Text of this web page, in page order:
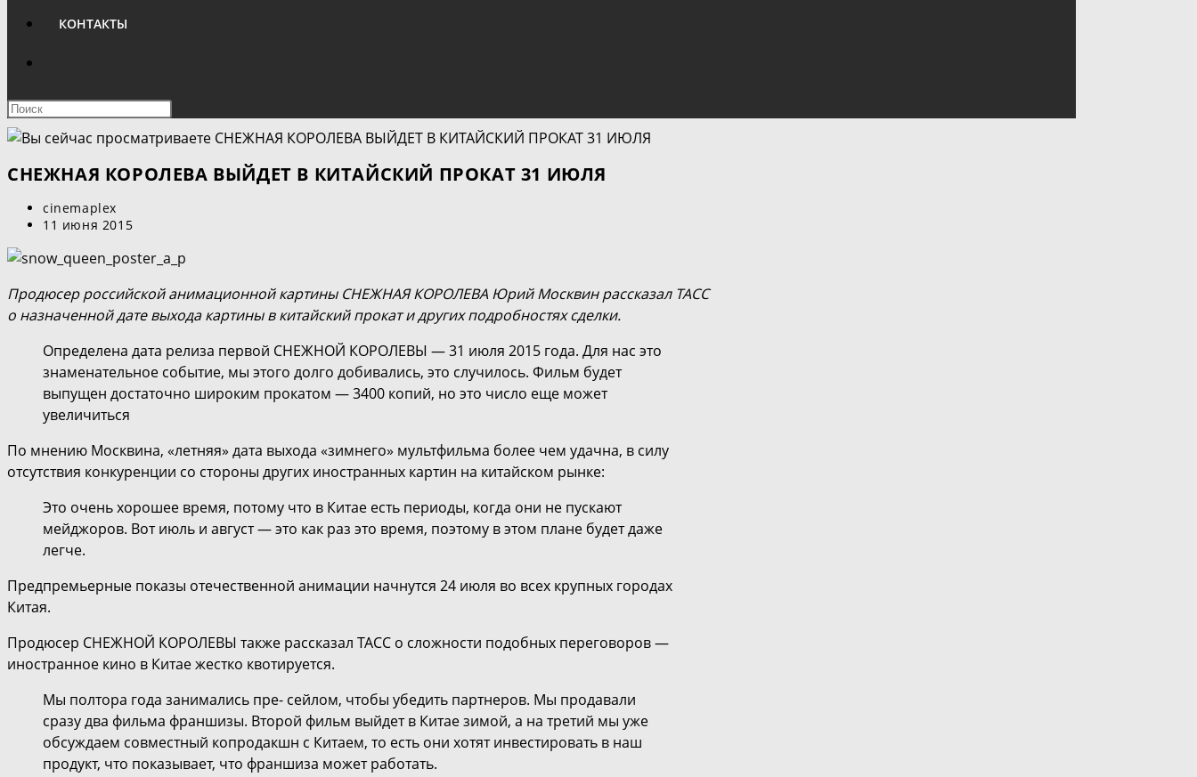
КОНТАКТЫ
ПОИСК
ПО
ВЕБ-
САЙТУ
Нажмите
клавишу
Escape,
чтобы
СНЕЖНАЯ КОРОЛЕВА ВЫЙДЕТ В КИТАЙСКИЙ ПРОКАТ 31 ИЮЛЯ
Автор
записи:
cinemaplex
Запись
11 июня 2015
Продюсер российской анимационной картины СНЕЖНАЯ КОРОЛЕВА Юрий Москвин рассказал ТАСС
о назначенной дате выхода картины в китайский прокат и других подробностях сделки.
Определена дата релиза первой СНЕЖНОЙ КОРОЛЕВЫ — 31 июля 2015 года. Для нас это
знаменательное событие, мы этого долго добивались, это случилось. Фильм будет
выпущен достаточно широким прокатом — 3400 копий, но это число еще может
увеличиться
По мнению Москвина, «летняя» дата выхода «зимнего» мультфильма более чем удачна, в силу
отсутствия конкуренции со стороны других иностранных картин на китайском рынке:
Это очень хорошее время, потому что в Китае есть периоды, когда они не пускают
мейджоров. Вот июль и август — это как раз это время, поэтому в этом плане будет даже
легче.
Предпремьерные показы отечественной анимации начнутся 24 июля во всех крупных городах
Китая.
Продюсер СНЕЖНОЙ КОРОЛЕВЫ также рассказал ТАСС о сложности подобных переговоров —
иностранное кино в Китае жестко квотируется.
Мы полтора года занимались пре- сейлом, чтобы убедить партнеров. Мы продавали
сразу два фильма франшизы. Второй фильм выйдет в Китае зимой, а на третий мы уже
обсуждаем совместный копродакшн с Китаем, то есть они хотят инвестировать в наш
продукт, что показывает, что франшиза может работать.